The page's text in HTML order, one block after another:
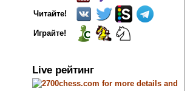
Читайте!
Играйте!
Live рейтинг